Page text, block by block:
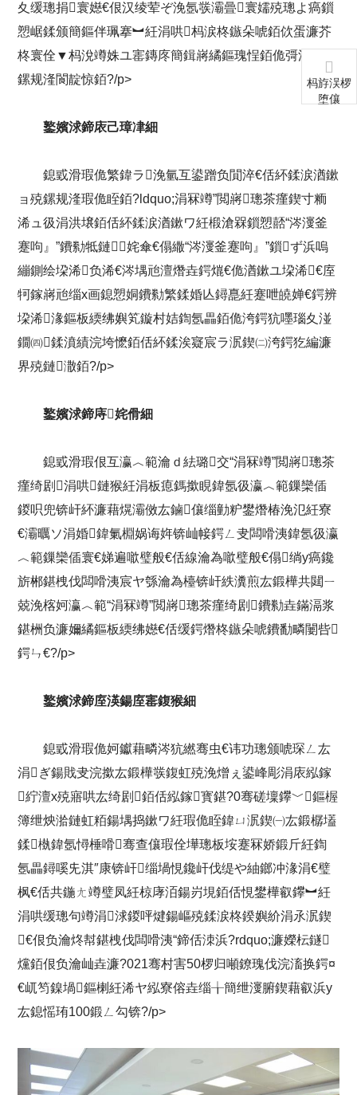
夊缓璁捐寰嬨€佷汉绫荤ぞ浼氬彂灞曡寰嬬殑璁よ瘑鎻
愬崌鍒颁簡鏂伴珮搴︼紝涓哄杩涙柊鏃朵唬銆佽蛋濂芥
柊寰佺▼杩涗竴姝ユ寚鏄庝簡鍓嶈繘鏂瑰悜銆佹彁渚涗簡
鏍规湰閬靛惊銆?/p>
鐜嬪浗鍗庡己璋冿細
鎴戜滑瑕佹繁鍏ラ浼氫互鍙蹭负閴淬€佸紑鍒涙湭鏉
ョ殑鏍规湰瑕佹眰銆?ldquo;涓冧竴”閲嶈璁茶瘽鍥寸粫
浠ュ彶涓洪壌銆佸紑鍒涙湭鏉ワ紝椴滄槑鎻愬嚭“涔濅釜
蹇呴』”鐨勬牴鏈姹傘€傝繖“涔濅釜蹇呴』”鎻ず浜嗚
繃鍘绘垜浠负浠€涔堣兘澶熸垚鍔熴€佹湭鏉ユ垜浠€庢
牱鎵嶈兘缁х画鎴愬姛鐨勬繁鍒婚亾鐞嗭紝蹇呭皢婵€鍔辨
垜浠湪鏂板緛绋嬩笂鏇村姞鍧氬畾銆佹洿鍔犺嚜瑙夊湴
鐗㈣鍒濆績浣垮懡銆佸紑鍒涘寲宸ラ泦鍥㈡洿鍔犵編濂
界殑鏈潵銆?/p>
鐜嬪浗鍗庤姹傦細
鎴戜滑瑕佷互瀛︿範瀹ｄ紶璐交“涓冧竴”閲嶈璁茶
瘽绮剧涓哄鏈猴紝涓板瘜鎷撳睍鍏氬彶瀛︿範鏁欒偛
鍐呮兜锛屽紑濂藉熀灞傚厷鏀儴缁勭粐鐢熸椿浼氾紝寮
€灞曞ソ涓婚鍏氭棩娲诲姩锛屾帹鍔ㄥ叏闆嗗洟鍏氬彶瀛
︿範鏁欒偛寰€娣遍噷璧般€佸線瀹為噷璧般€傝绱у瘑鑱
旂郴鍖栧伐闆嗗洟宸ヤ綔瀹為檯锛屽紩瀵煎厷鍛樺共閮ㄧ
兢浼楁妸瀛︿範“涓冧竴”閲嶈璁茶瘽绮剧鐨勬垚鏋滆浆
鍖栦负濂嬭繘鏂板緛绋嬨€佸缓鍔熸柊鏃朵唬鐨勫疄闄呰
鍔ㄣ€?/p>
鐜嬪浗鍗庢渶鍚庢寚鍑猴細
鎴戜滑瑕佹妸钀藉疄涔犺繎骞虫€讳功璁颁唬琛ㄥ厷
涓ぎ鍚戝叏浣撳厷鍛樺彂鍑虹殑浼熷ぇ鍙峰彫涓庡紭鎵
紵澶х殑寤哄厷绮剧銆佸紭鎵寳鍖?0骞磋壈鑻﹀鏂楃
簿绁炴湁鏈虹粨鍚堣捣鏉ワ紝瑕佹眰鍏ㄩ泦鍥㈠厷鍛樼壒
鍒槸鍏氬憳棰嗗骞查儴瑕佺墷璁板垵蹇冧娇鍛斤紝鍧
氬畾鐞嗘兂淇″康锛屽缁堝悓鑱屽伐缇や紬鎯冲湪涓€璧
枫€佸共鍦ㄤ竴璧凤紝椋庨洦鍚岃垷銆佸悓鐢樺叡鑻︼紝
涓哄缓璁句竴涓浗鍐呯煡鍚嶇殑鍒涙柊鍨嬩紒涓氶泦鍥
€佷负瀹炵幇鍖栧伐闆嗗洟“鍗佸洓浜?rdquo;濂嬫枟鐩
爣銆佷负瀹屾垚濂?021骞村害50椤归噸鐐瑰伐浣滀换鍔¤
€屼笉鎳堝鏂楋紝浠ヤ紭寮傛垚缁╁簡绁濅腑鍥藉叡浜у
厷鎴愮珛100鍛ㄥ勾锛?/p>
杩斿洖椤
堕儴